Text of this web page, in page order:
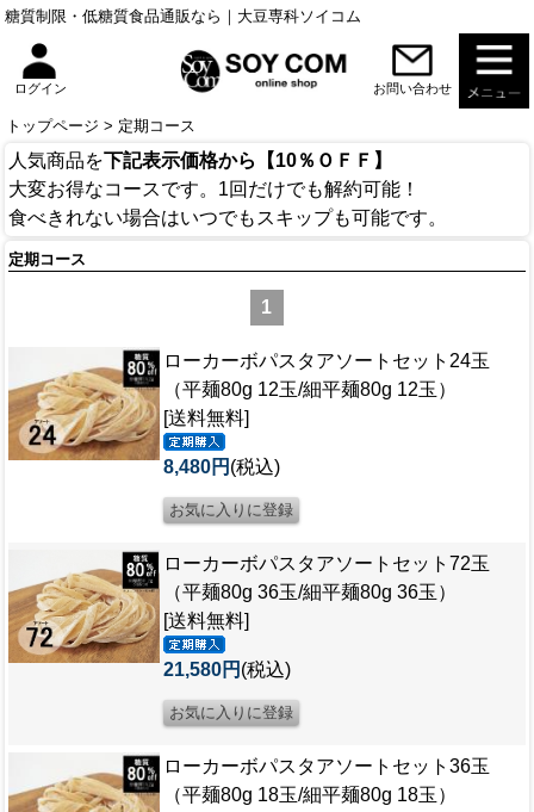
糖質制限・低糖質食品通販なら｜大豆専科ソイコム
ログイン お問い合わせ
トップページ > 定期コース
人気商品を下記表示価格から【10％ＯＦＦ】
大変お得なコースです。1回だけでも解約可能！
食べきれない場合はいつでもスキップも可能です。
定期コース
1
ローカーボパスタアソートセット24玉
（平麺80g 12玉/細平麺80g 12玉）
[送料無料]
8,480円 (税込)
ローカーボパスタアソートセット72玉
（平麺80g 36玉/細平麺80g 36玉）
[送料無料]
21,580円 (税込)
ローカーボパスタアソートセット36玉
（平麺80g 18玉/細平麺80g 18玉）